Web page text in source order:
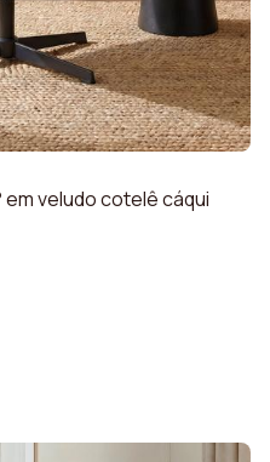
veludo cotelê cáqui